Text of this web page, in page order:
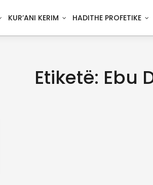
KUR’ANI KERIM HADITHE PROFETIKE
Etiketë: Ebu